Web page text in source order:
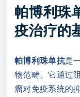
帕博利珠
疫治疗的
帕博利珠单抗是
物范畴。它通过
瘤对免疫系统的